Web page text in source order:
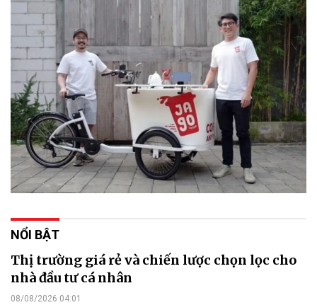
NỔI BẬT
Thị trường giá rẻ và chiến lược chọn lọc cho
nhà đầu tư cá nhân
08/08/2026 04:01